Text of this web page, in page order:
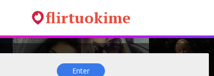
flirtuokime
Enter